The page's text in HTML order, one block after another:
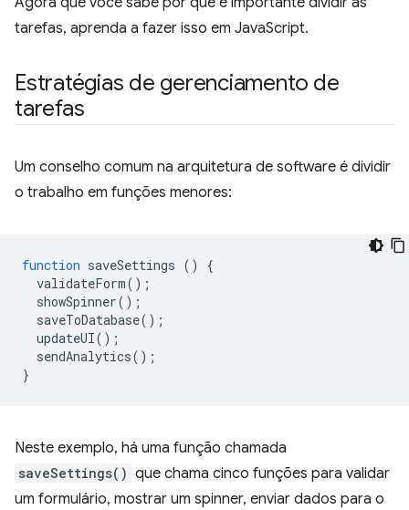
tarefas, aprenda a fazer isso em JavaScript.
Estratégias de gerenciamento de
tarefas
Um conselho comum na arquitetura de software é dividir
o trabalho em funções menores:
function saveSettings ()
{
validateForm();
showSpinner();
saveToDatabase();
updateUI();
sendAnalytics();
}
Neste exemplo, há uma função chamada
saveSettings() que chama cinco funções para validar
um formulário, mostrar um spinner, enviar dados para o